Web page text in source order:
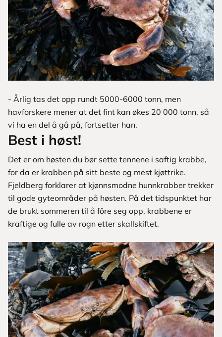
- Årlig tas det opp rundt 5000-6000 tonn, men
havforskere mener at det fint kan økes 20 000 tonn, så
vi ha en del å gå på, fortsetter han.
Best i høst!
Det er om høsten du bør sette tennene i saftig krabbe,
for da er krabben på sitt beste og mest kjøttrike.
Fjeldberg forklarer at kjønnsmodne hunnkrabber trekker
til gode gyteområder på høsten. På det tidspunktet har
de brukt sommeren til å fôre seg opp, krabbene er
kraftige og fulle av rogn etter skallskiftet.